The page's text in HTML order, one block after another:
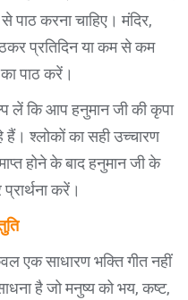
करना चाहिए। मंदिर,
प्रतिदिन या कम से कम
पाठ करें।
लें कि आप हनुमान जी की कृपा
श्लोकों का सही उच्चारण
होने के बाद हनुमान जी के
करें।
एक साधारण भक्ति गीत नहीं
है जो मनुष्य को भय, कष्ट,